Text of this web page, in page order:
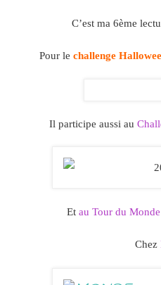
C’est ma 6ème
Pour le challenge
Il participe aussi au
Et au Tour du
Chez